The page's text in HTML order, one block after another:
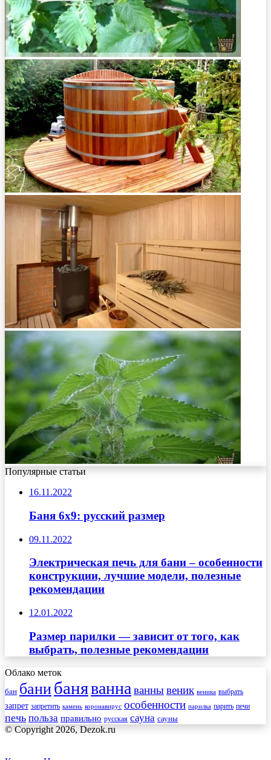
Популярные статьи
16.11.2022
Баня 6х9: русский размер
09.11.2022
Электрическая печь для бани – особенности
конструкции, лучшие модели, полезные
рекомендации
12.01.2022
Размер парилки — зависит от того, как
выбрать, полезные рекомендации
Облако меток
бан банибаняваннаваннывеник веника выбрать
запрет запретить камень коронавирус особенности парилка парить печи
печь польза правильно русская сауна сауны
© Copyright 2026, Dezok.ru